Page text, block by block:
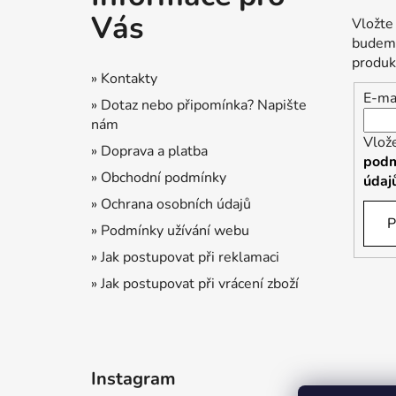
Vás
» Kontakty
» Dotaz nebo připomínka? Napište
nám
» Doprava a platba
» Obchodní podmínky
» Ochrana osobních údajů
» Podmínky užívání webu
» Jak postupovat při reklamaci
» Jak postupovat při vrácení zboží
Vložte
E-
Instagram